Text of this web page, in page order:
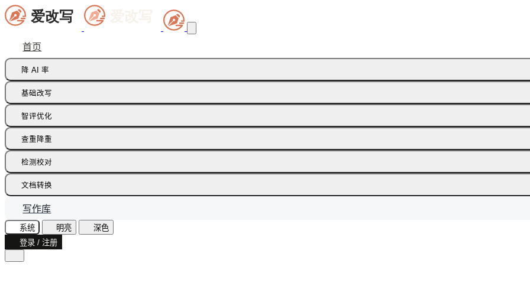
首页
降 AI 率
痕迹橡皮擦
多语种降痕
基础改写
同义词替换
智评优化
批注智改
查重降重
论文降重
检测校对
AI 文本检测(中文)
AI 文本检测(英文)
AI 图片检测
AI味诊断
文本纠错
文档转换
飞书文档
智能读文
文档识别
写作库
系统 明亮
深色
登录 / 注册